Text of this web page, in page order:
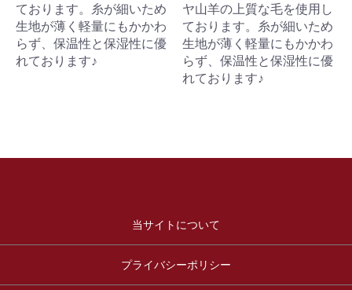
ております。糸が細いため
生地が薄く軽量にもかかわ
らず、保温性と保湿性に優
れております♪
ヤ山羊の上質な毛を使用し
ております。糸が細いため
生地が薄く軽量にもかかわ
らず、保温性と保湿性に優
れております♪
当サイトについて
プライバシーポリシー